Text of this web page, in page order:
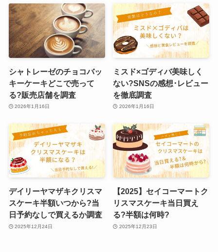
シャトレーゼのチョコバッ
キーケーキどこで売って
る?販売店舗を調査
2026年1月16日
ミスド×ゴディバ美味しく
ない?SNSの感想･レビュー
を徹底調査
2026年1月16日
デイリーヤマザキクリスマ
スケーキ半額いつから?当
日予約なしで買えるか調査
2025年12月24日
【2025】セイコーマートク
リスマスケーキ当日買え
る?半額は何時?
2025年12月23日